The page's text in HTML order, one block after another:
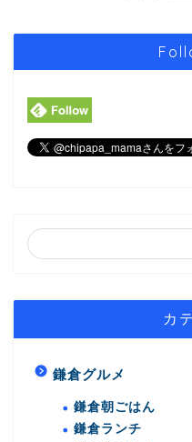
カ
鎌倉グルメ
鎌倉朝ごはん
鎌倉ランチ